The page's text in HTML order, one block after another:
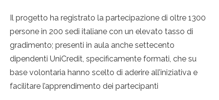
Il progetto ha registrato la partecipazione di oltre 1300
persone in 200 sedi italiane con un elevato tasso di
gradimento; presenti in aula anche settecento
dipendenti UniCredit, specificamente formati, che su
base volontaria hanno scelto di aderire all’iniziativa e
facilitare l’apprendimento dei partecipanti